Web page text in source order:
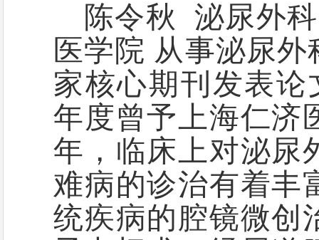
陈令秋
泌尿外科
医学院 从事泌尿外
家核心期刊发表论
年度曾予上海仁济
年， 临床上对泌尿
难病的诊治有着丰
统疾病的腔镜微创